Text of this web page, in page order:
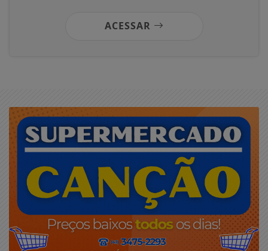
ACESSAR